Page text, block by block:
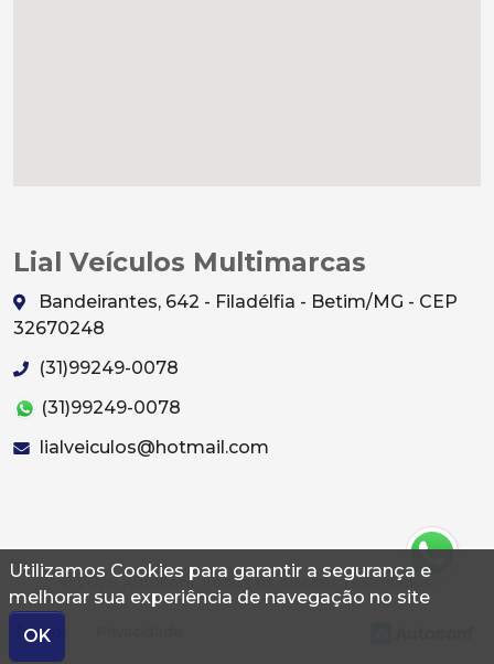
Utilizamos Cookies para garantir a segurança e
melhorar sua experiência de navegação no site
OK
Lial Veículos Multimarcas
Bandeirantes, 642 - Filadélfia - Betim/MG - CEP
32670248
(31)99249-0078
(31)99249-0078
lialveiculos@hotmail.com
© 2026 Autoconf. Todos os direitos reservados.
Termos